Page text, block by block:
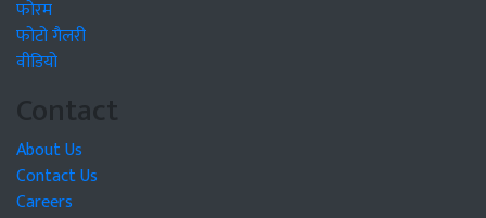
फोरम
फोटो गैलरी
वीडियो
Contact
About Us
Contact Us
Careers